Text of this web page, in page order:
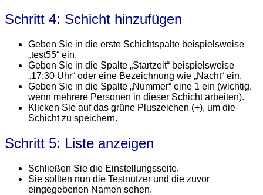
Schritt 4: Schicht hinzufügen
Geben Sie in die erste Schichtspalte beispielsweise
„test55“ ein.
Geben Sie in die Spalte „Startzeit“ beispielsweise
„17:30 Uhr“ oder eine Bezeichnung wie „Nacht“ ein.
Geben Sie in die Spalte „Nummer“ eine 1 ein (wichtig,
wenn mehrere Personen in dieser Schicht arbeiten).
Klicken Sie auf das grüne Pluszeichen (+), um die
Schicht zu speichern.
Schritt 5: Liste anzeigen
Schließen Sie die Einstellungsseite.
Sie sollten nun die Testnutzer und die zuvor
eingegebenen Namen sehen.